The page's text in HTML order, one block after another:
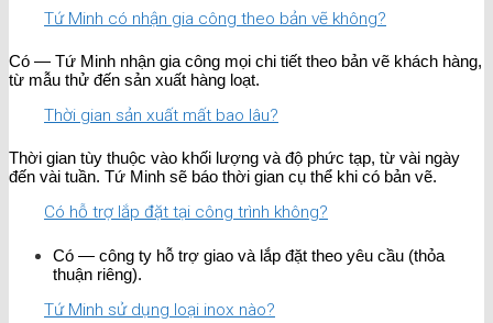
Tứ Minh có nhận gia công theo bản vẽ không?
Có — Tứ Minh nhận gia công mọi chi tiết theo bản vẽ khách hàng,
từ mẫu thử đến sản xuất hàng loạt.
Thời gian sản xuất mất bao lâu?
Thời gian tùy thuộc vào khối lượng và độ phức tạp, từ vài ngày
đến vài tuần. Tứ Minh sẽ báo thời gian cụ thể khi có bản vẽ.
Có hỗ trợ lắp đặt tại công trình không?
Có — công ty hỗ trợ giao và lắp đặt theo yêu cầu (thỏa
thuận riêng).
Tứ Minh sử dụng loại inox nào?